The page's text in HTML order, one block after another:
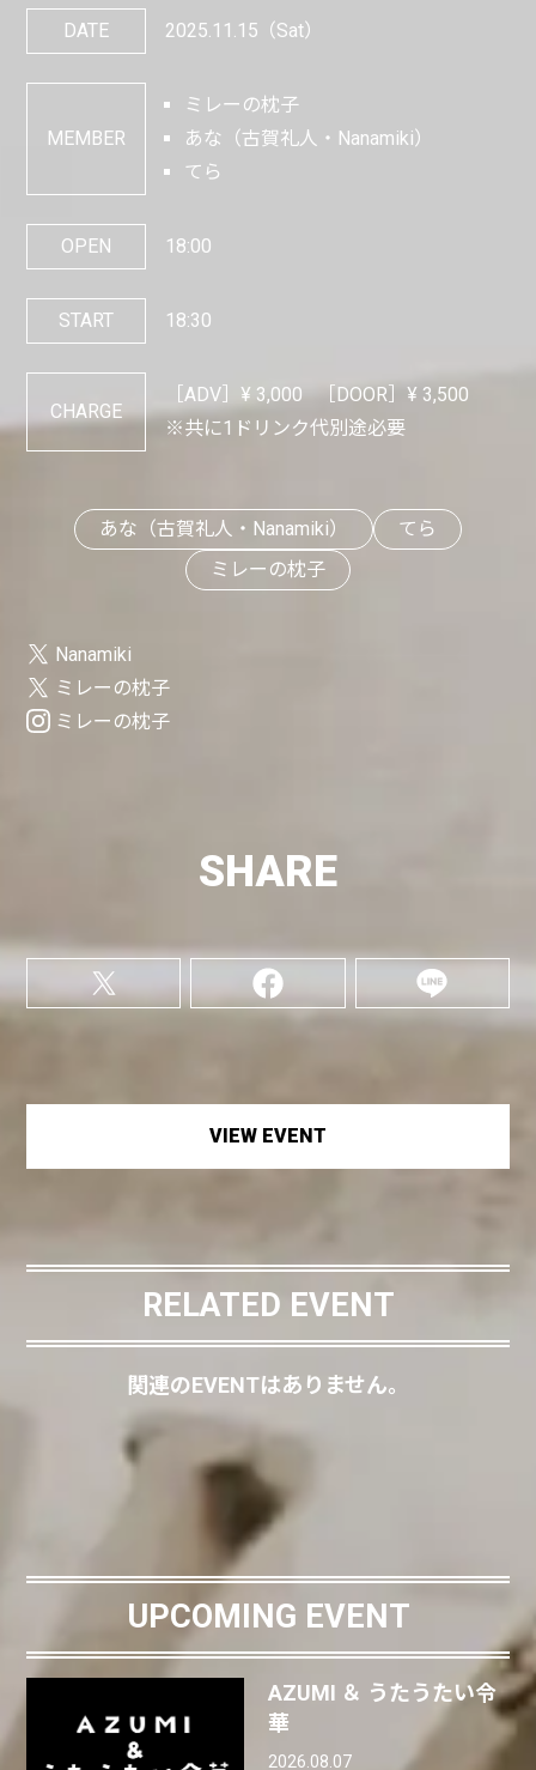
DATE 2025.11.15 （Sat）
MEMBER
ミレーの枕子
あな（古賀礼人・Nanamiki）
てら
OPEN 18:00
START 18:30
CHARGE
［ADV］¥ 3,000 ［DOOR］¥ 3,500
※共に1ドリンク代別途必要
あな（古賀礼人・Nanamiki）
てら
ミレーの枕子
Nanamiki
ミレーの枕子
ミレーの枕子
SHARE
VIEW EVENT
RELATED EVENT
関連のEVENTはありません。
UPCOMING EVENT
AZUMI ＆ うたうたい令
華
2026.08.07